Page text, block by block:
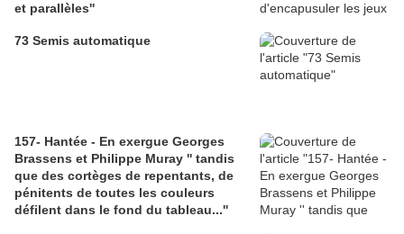
et parallèles''
73 Semis automatique
157- Hantée - En exergue Georges
Brassens et Philippe Muray '' tandis
que des cortèges de repentants, de
pénitents de toutes les couleurs
défilent dans le fond du tableau...''